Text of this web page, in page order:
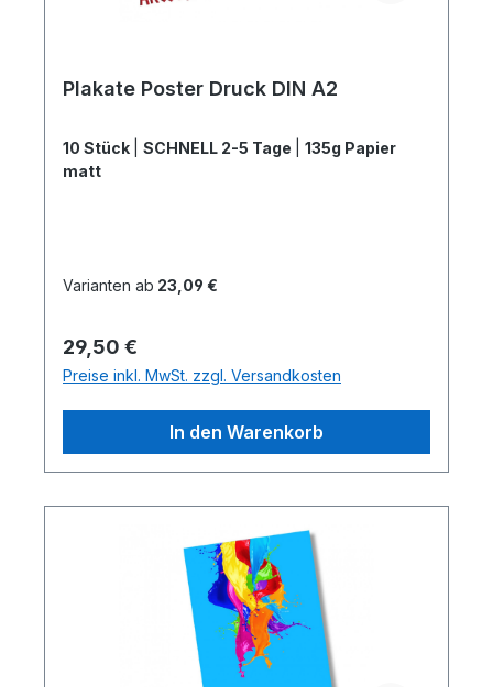
Plakate Poster Druck DIN A2
10 Stück SCHNELL 2-5 Tage
135g Papier
matt
Varianten ab 23,09 €
Regulärer Preis:
29,50 €
Preise inkl. MwSt. zzgl. Versandkosten
In den Warenkorb